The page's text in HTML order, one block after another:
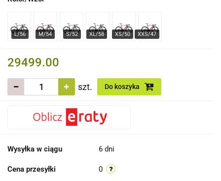
29499.00
szt. Do koszyka
Wysyłka w ciągu 6 dni
Cena przesyłki 0